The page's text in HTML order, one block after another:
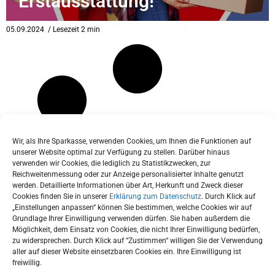
Wir, als Ihre Sparkasse, verwenden Cookies, um Ihnen die Funktionen auf
unserer Website optimal zur Verfügung zu stellen. Darüber hinaus
verwenden wir Cookies, die lediglich zu Statistikzwecken, zur
Reichweitenmessung oder zur Anzeige personalisierter Inhalte genutzt
werden. Detaillierte Informationen über Art, Herkunft und Zweck dieser
Cookies finden Sie in unserer Erklärung zum Datenschutz. Durch Klick auf
„Einstellungen anpassen“ können Sie bestimmen, welche Cookies wir auf
Grundlage Ihrer Einwilligung verwenden dürfen. Sie haben außerdem die
Möglichkeit, dem Einsatz von Cookies, die nicht Ihrer Einwilligung bedürfen,
zu widersprechen. Durch Klick auf “Zustimmen“ willigen Sie der Verwendung
aller auf dieser Website einsetzbaren Cookies ein. Ihre Einwilligung ist
freiwillig.
05.09.2024 / Lesezeit 2 min